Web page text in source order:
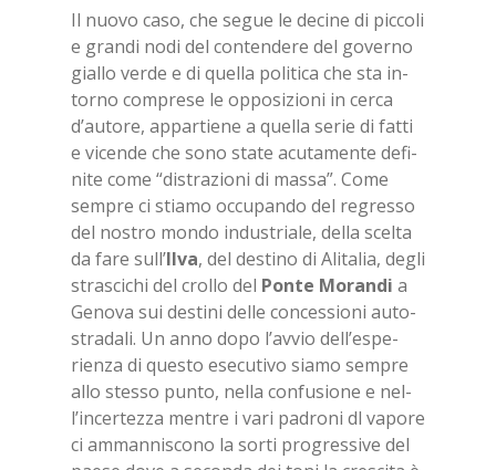
Il nuo­vo caso, che se­gue le de­ci­ne di pic­co­li
e gran­di nodi del con­ten­de­re del go­ver­no
gial­lo ver­de e di quel­la po­li­ti­ca che sta in­
tor­no com­pre­se le op­po­si­zio­ni in cer­ca
d’au­to­re, ap­par­tie­ne a quel­la se­rie di fat­ti
e vi­cen­de che sono sta­te acu­ta­men­te de­fi­
ni­te come “di­stra­zio­ni di mas­sa”. Come
sem­pre ci stia­mo oc­cu­pan­do del re­gres­so
del no­stro mon­do in­du­stria­le, del­la scel­ta
da fare sull’Ilva, del de­sti­no di Ali­ta­lia, de­gli
stra­sci­chi del crol­lo del Pon­te Mo­ran­di a
Ge­no­va sui de­sti­ni del­le con­ces­sio­ni au­to­
stra­da­li. Un anno dopo l’av­vio del­l’e­spe­
rien­za di que­sto ese­cu­ti­vo sia­mo sem­pre
allo stes­so pun­to, nel­la con­fu­sio­ne e nel­
l’in­cer­tez­za men­tre i vari pa­dro­ni dl va­po­re
ci am­man­ni­sco­no la sor­ti pro­gres­si­ve del